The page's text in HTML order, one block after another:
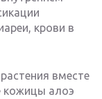
крови в
вместе
кожицы алоэ